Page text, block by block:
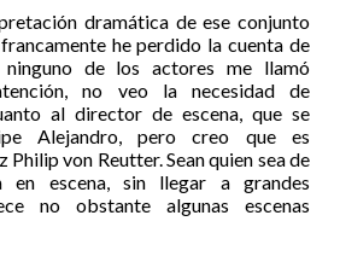
dramática de ese conjunto
he perdido la cuenta de
ninguno de los actores me llamó
no veo la necesidad de
al director de escena, que se
Alejandro, pero creo que es
von Reutter. Sean quien sea de
en escena, sin llegar a grandes
no obstante algunas escenas